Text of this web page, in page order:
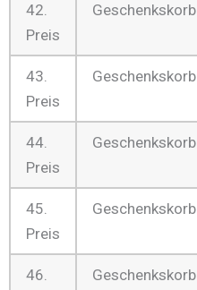
42.
Preis
Geschenkskorb
43.
Preis
Geschenkskorb
44.
Preis
Geschenkskorb
45.
Preis
Geschenkskorb
46.
Geschenkskorb